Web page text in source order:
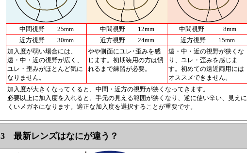
中間視野 25mm 中間視野 12mm
中間視野 8mm
近方視野 30mm
近方視野 24mm
近方視野 15mm
加入度が弱い場合には、
遠・中・近の視野が広く、
ユレ・歪みがほとんど気に
なりません。
やや側面にユレ･歪みを感
じます。初期装用の方は慣
れるまで練習が必要。
遠・中・近の視野が狭くな
り、ユレ・歪みを感じま
す。初めての遠近両用には
オススメできません。
加入度が大きくなってくると、中間・近方の視野が狭くなってきます。
必要以上に加入度を入れると、手元の見える範囲が狭くなり、逆に使い辛い、見えに
くいメガネになります。適正な加入度を選択することが重要です。
3 最新レンズはなにが違う？